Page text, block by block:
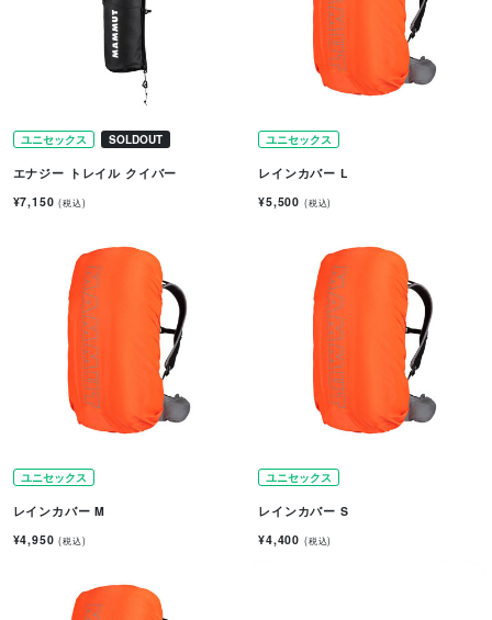
ユニセックス SOLDOUT
エナジー トレイル クイバー
¥7,150(税込)
ユニセックス
レインカバー L
¥5,500 (税込)
ユニセックス
レインカバー M
¥4,950(税込)
ユニセックス
レインカバー S
¥4,400 (税込)